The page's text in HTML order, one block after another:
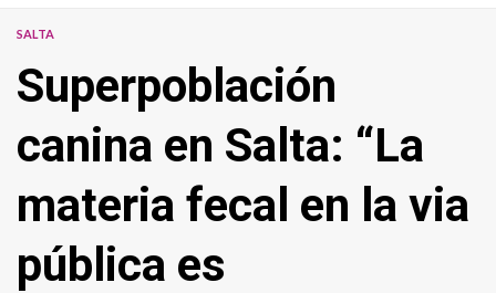
SALTA
Superpoblación
canina en Salta: “La
materia fecal en la via
pública es